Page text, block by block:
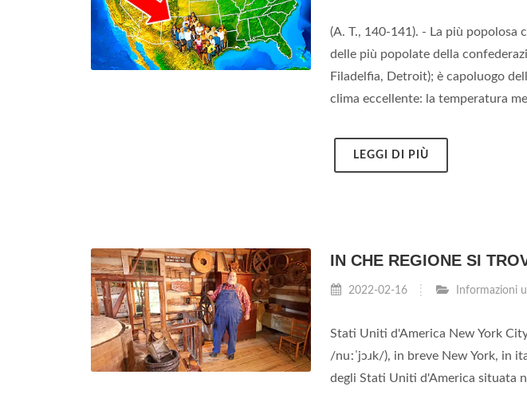
(A. T., 140-141). - La più popolosa
delle più popolate della
Filadelfia, Detroit); è capoluogo
clima eccellente: la temperatura
LEGGI DI PIÙ
IN CHE REGIONE SI
2022-02-16 Informazioni
Stati Uniti d'America New York
/nuːˈjɔɹk/), in breve New York, in
degli Stati Uniti d'America situata